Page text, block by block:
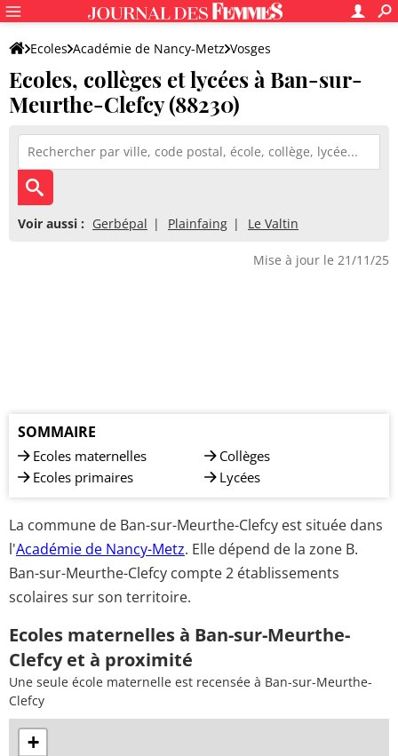
Ecoles Académie de Nancy-Metz Vosges
Ecoles, collèges et lycées à Ban-sur-
Meurthe-Clefcy (88230)
Voir aussi : Gerbépal Plainfaing Le Valtin
Mise à jour le 21/11/25
SOMMAIRE
Ecoles maternelles
Ecoles primaires
Collèges
Lycées
La commune de Ban-sur-Meurthe-Clefcy est située dans
l'Académie de Nancy-Metz. Elle dépend de la zone B.
Ban-sur-Meurthe-Clefcy compte 2 établissements
scolaires sur son territoire.
Ecoles maternelles à Ban-sur-Meurthe-
Clefcy et à proximité
Une seule école maternelle est recensée à Ban-sur-Meurthe-
Clefcy
+